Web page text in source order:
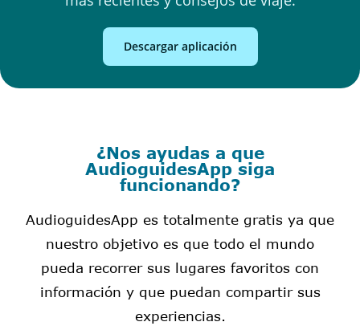
Descargar aplicación
¿Nos ayudas a que
AudioguidesApp siga
funcionando?
AudioguidesApp es totalmente gratis ya que
nuestro objetivo es que todo el mundo
pueda recorrer sus lugares favoritos con
información y que puedan compartir sus
experiencias.